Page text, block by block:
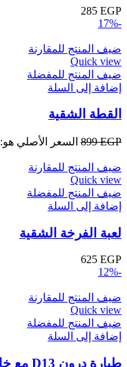
285 EGP
-17%
ضيف المنتج للمقارنة
Quick view
ضيف المنتج للمفضلة
إضافة إلى السلة
القطة الشقية
899EGP السعر الأصلي هو: 899 EGP.
ضيف المنتج للمقارنة
Quick view
ضيف المنتج للمفضلة
إضافة إلى السلة
لعبة الفرخة الشقية
625 EGP
-12%
ضيف المنتج للمقارنة
Quick view
ضيف المنتج للمفضلة
إضافة إلى السلة
طيارة درون D13 مع خاصية الانقلاب